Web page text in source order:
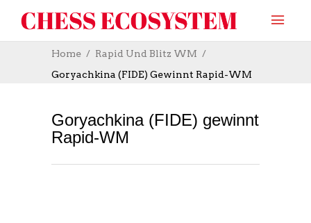
Home
Rapid Und Blitz WM
Goryachkina (FIDE) Gewinnt Rapid-WM
Goryachkina (FIDE) gewinnt
Rapid-WM